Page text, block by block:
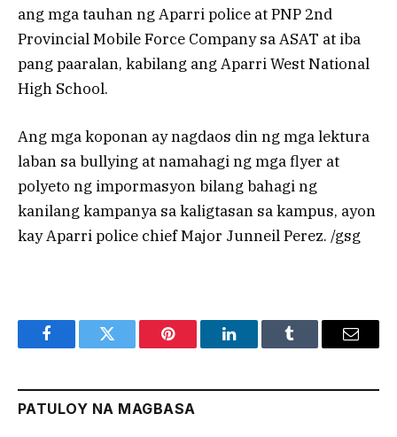
ang mga tauhan ng Aparri police at PNP 2nd
Provincial Mobile Force Company sa ASAT at iba
pang paaralan, kabilang ang Aparri West National
High School.
Ang mga koponan ay nagdaos din ng mga lektura
laban sa bullying at namahagi ng mga flyer at
polyeto ng impormasyon bilang bahagi ng
kanilang kampanya sa kaligtasan sa kampus, ayon
kay Aparri police chief Major Junneil Perez. /gsg
FacebookTwitter Pinterest LinkedInTumblr Email
PATULOY NA MAGBASA